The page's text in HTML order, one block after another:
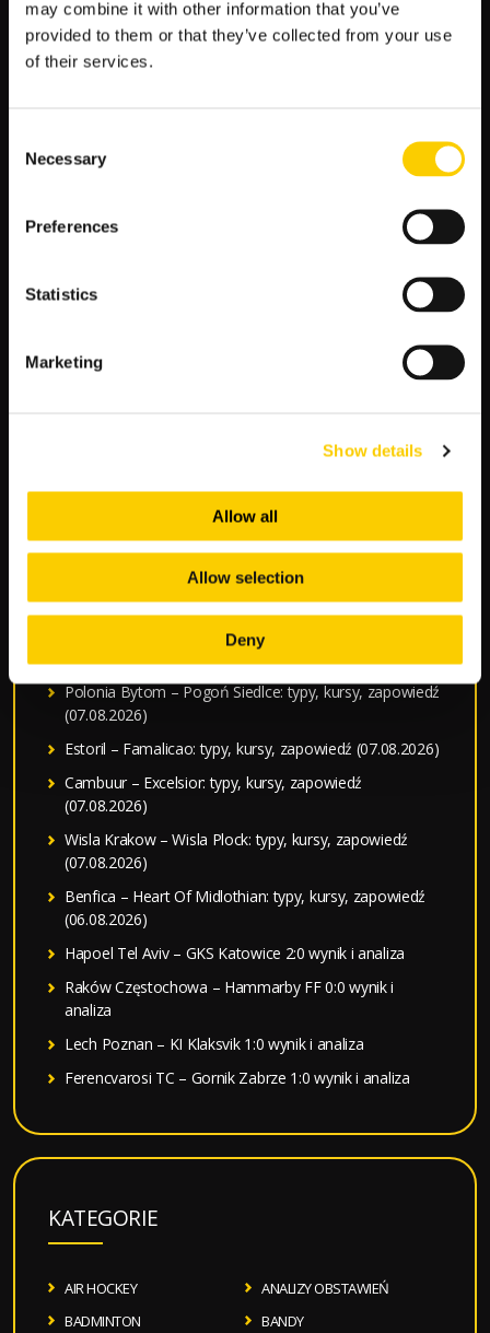
may combine it with other information that you’ve
provided to them or that they’ve collected from your use
of their services.
Selection
Necessary
Preferences
Statistics
Marketing
Show details
Allow all
Allow selection
Deny
POPULARNE:
Typy Bukmacherskie na dziś
Liga Mistrzów Terminarz Kursy
Ekstraklasa Tabela Kursy Bukmacherskie
Bundesliga Tabela Kursy
NAJNOWSZE WPISY
Typy bukmacherskie na dziś — darmowe typy LV BET
Polonia Warszawa – Ruch Chorzów: typy, kursy,
Polonia Bytom – Pogoń Siedlce: typy, kursy, zapowiedź
(07.08.2026)
Estoril – Famalicao: typy, kursy, zapowiedź (07.08.2026)
Cambuur – Excelsior: typy, kursy, zapowiedź
(07.08.2026)
Wisla Krakow – Wisla Plock: typy, kursy, zapowiedź
(07.08.2026)
Benfica – Heart Of Midlothian: typy, kursy, zapowiedź
(06.08.2026)
Hapoel Tel Aviv – GKS Katowice 2:0 wynik i analiza
Raków Częstochowa – Hammarby FF 0:0 wynik i
analiza
Lech Poznan – KI Klaksvik 1:0 wynik i analiza
Ferencvarosi TC – Gornik Zabrze 1:0 wynik i analiza
KATEGORIE
AIR HOCKEY
ANALIZY OBSTAWIEŃ
BADMINTON
BANDY